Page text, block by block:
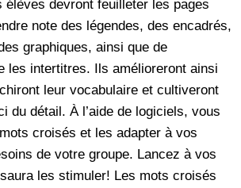
élèves devront feuilleter les pages
note des légendes, des encadrés,
graphiques, ainsi que de
les intertitres. Ils amélioreront ainsi
leur vocabulaire et cultiveront
du détail. À l’aide de logiciels, vous
croisés et les adapter à vos
de votre groupe. Lancez à vos
les stimuler! Les mots croisés